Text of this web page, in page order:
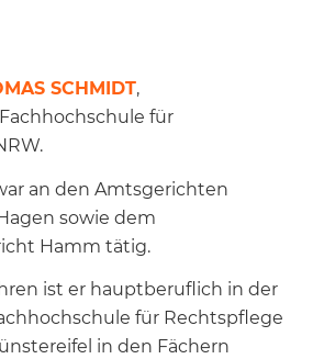
SCHMIDT,
für
an den Amtsgerichten
sowie dem
Hamm tätig.
ist er hauptberuflich in der
für Rechtspflege
in den Fächern